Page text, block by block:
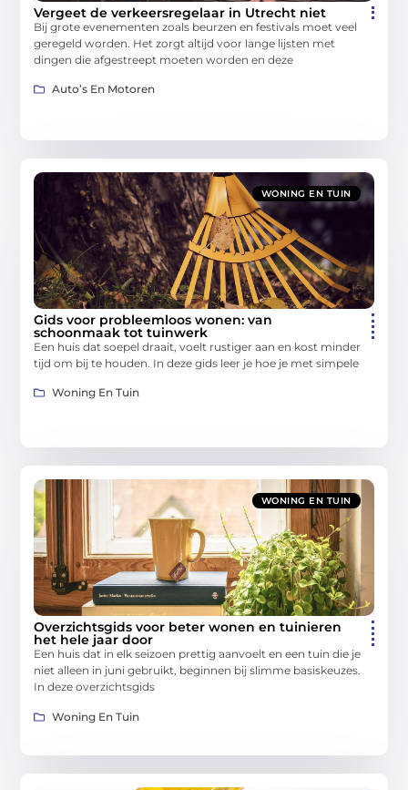
Vergeet de verkeersregelaar in Utrecht niet
Bij grote evenementen zoals beurzen en festivals moet veel
geregeld worden. Het zorgt altijd voor lange lijsten met
dingen die afgestreept moeten worden en deze
Auto’s En Motoren
WONING EN TUIN
Gids voor probleemloos wonen: van
schoonmaak tot tuinwerk
Een huis dat soepel draait, voelt rustiger aan en kost minder
tijd om bij te houden. In deze gids leer je hoe je met simpele
Woning En Tuin
WONING EN TUIN
Overzichtsgids voor beter wonen en tuinieren
het hele jaar door
Een huis dat in elk seizoen prettig aanvoelt en een tuin die je
niet alleen in juni gebruikt, beginnen bij slimme basiskeuzes.
In deze overzichtsgids
Woning En Tuin